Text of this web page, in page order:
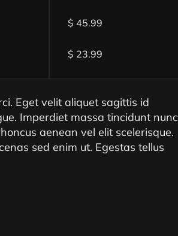
$ 45.99
$ 23.99
Eget velit aliquet sagittis id
Imperdiet massa tincidunt nunc
aenean vel elit scelerisque.
sed enim ut. Egestas tellus